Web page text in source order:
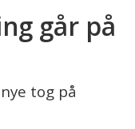
går på
tog på